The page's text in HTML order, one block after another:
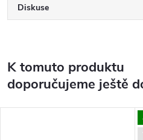
Diskuse
K tomuto produktu
doporučujeme ještě